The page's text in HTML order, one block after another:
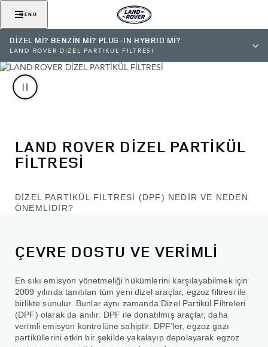
MENU
DİZEL Mİ? BENZİN Mİ? PLUG-IN HYBRID Mİ?
LAND ROVER DİZEL PARTİKÜL FİLTRESİ
LAND ROVER DİZEL PARTİKÜL
FİLTRESİ
DİZEL PARTİKÜL FİLTRESİ (DPF) NEDİR VE NEDEN
ÖNEMLİDİR?
ÇEVRE DOSTU VE VERİMLİ
En sıkı emisyon yönetmeliği hükümlerini karşılayabilmek için
2009 yılında tanıtılan tüm yeni dizel araçlar, egzoz filtresi ile
birlikte sunulur. Bunlar aynı zamanda Dizel Partikül Filtreleri
(DPF) olarak da anılır. DPF ile donatılmış araçlar, daha
verimli emisyon kontrolüne sahiptir. DPF’ler, egzoz gazı
partiküllerini etkin bir şekilde yakalayıp depolayarak egzoz